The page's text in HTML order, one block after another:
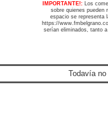
IMPORTANTE!: Los
sobre quienes pueden
espacio se representa
https://
serían eliminados, tanto
Todavía